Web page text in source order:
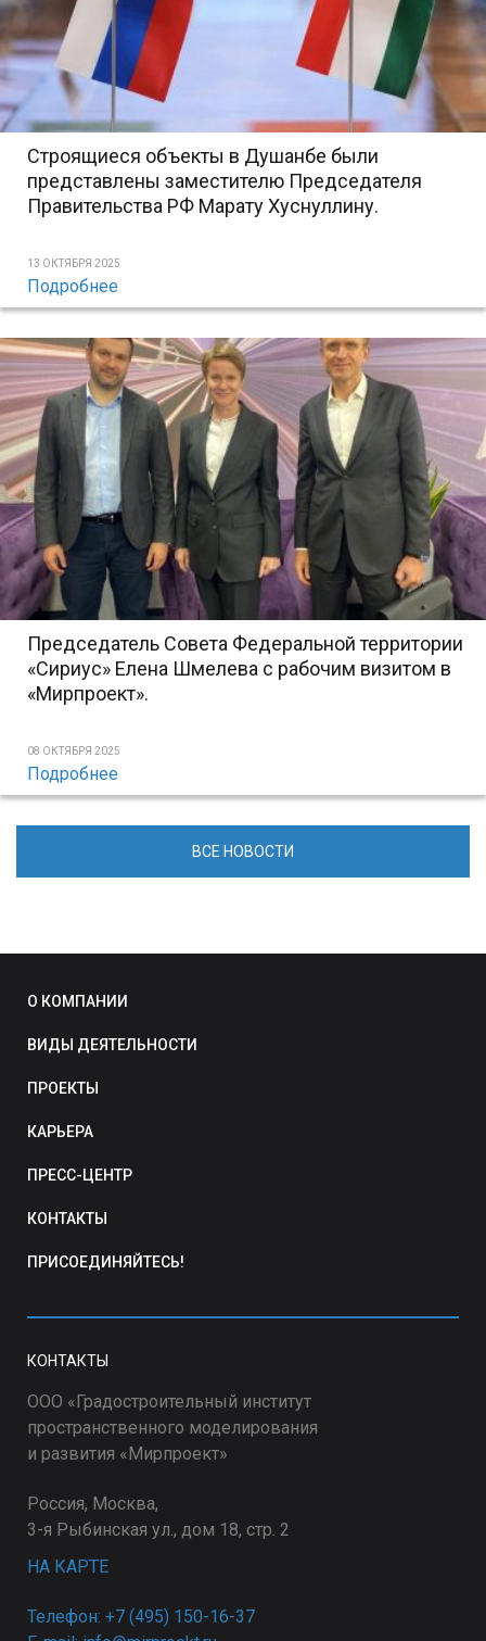
Строящиеся объекты в Душанбе были
представлены заместителю Председателя
Правительства РФ Марату Хуснуллину.
13 ОКТЯБРЯ 2025
Подробнее
Председатель Совета Федеральной территории
«Сириус» Елена Шмелева с рабочим визитом в
«Мирпроект».
08 ОКТЯБРЯ 2025
Подробнее
ВСЕ НОВОСТИ
О КОМПАНИИ
ВИДЫ ДЕЯТЕЛЬНОСТИ
ПРОЕКТЫ
КАРЬЕРА
ПРЕСС-ЦЕНТР
КОНТАКТЫ
ПРИСОЕДИНЯЙТЕСЬ!
КОНТАКТЫ
ООО «Градостроительный институт
пространственного моделирования
и развития «Мирпроект»
Россия, Москва,
3-я Рыбинская ул., дом 18, стр. 2
НА КАРТЕ
Телефон: +7 (495) 150-16-37